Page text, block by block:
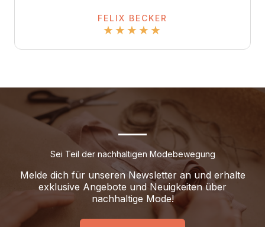
FELIX BECKER
★★★★★
Sei Teil der nachhaltigen Modebewegung
Melde dich für unseren Newsletter an und erhalte
exklusive Angebote und Neuigkeiten über
nachhaltige Mode!